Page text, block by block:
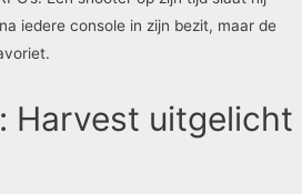
iedere console in zijn bezit, maar de
Harvest uitgelicht